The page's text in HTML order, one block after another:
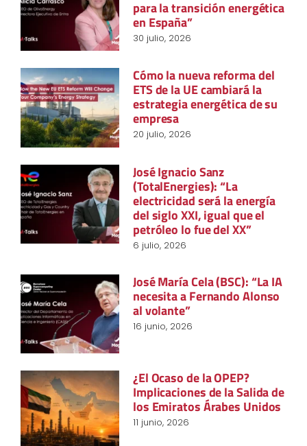
para la transición energética
en España”
30 julio, 2026
Cómo la nueva reforma del
ETS de la UE cambiará la
estrategia energética de su
empresa
20 julio, 2026
José Ignacio Sanz
(TotalEnergies): “La
electricidad será la energía
del siglo XXI, igual que el
petróleo lo fue del XX”
6 julio, 2026
José María Cela (BSC): “La IA
necesita a Fernando Alonso
al volante”
16 junio, 2026
¿El Ocaso de la OPEP?
Implicaciones de la Salida de
los Emiratos Árabes Unidos
11 junio, 2026